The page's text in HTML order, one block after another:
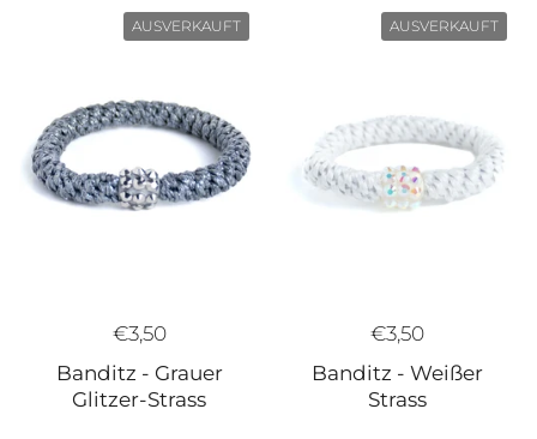
€3,50
Banditz - Grauer
Glitzer-Strass
AUSVERKAUFT
€3,50
Banditz - Weißer
Strass
AUSVERKAUFT